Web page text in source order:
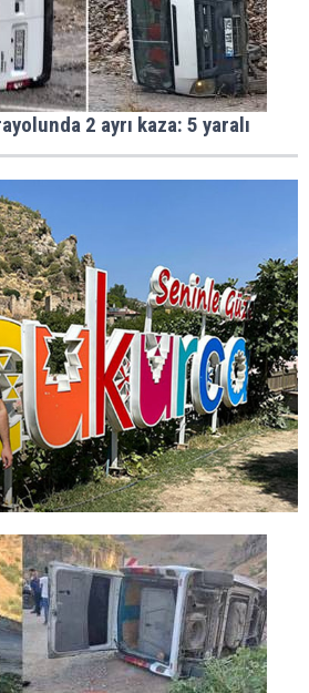
2 ayrı kaza: 5 yaralı